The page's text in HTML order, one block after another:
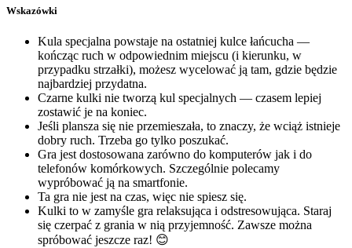
Wskazówki
Kula specjalna powstaje na ostatniej kulce łańcucha —
kończąc ruch w odpowiednim miejscu (i kierunku, w
przypadku strzałki), możesz wycelować ją tam, gdzie będzie
najbardziej przydatna.
Czarne kulki nie tworzą kul specjalnych — czasem lepiej
zostawić je na koniec.
Jeśli plansza się nie przemieszała, to znaczy, że wciąż istnieje
dobry ruch. Trzeba go tylko poszukać.
Gra jest dostosowana zarówno do komputerów jak i do
telefonów komórkowych. Szczególnie polecamy
wypróbować ją na smartfonie.
Ta gra nie jest na czas, więc nie spiesz się.
Kulki to w zamyśle gra relaksująca i odstresowująca. Staraj
się czerpać z grania w nią przyjemność. Zawsze można
spróbować jeszcze raz! 😊